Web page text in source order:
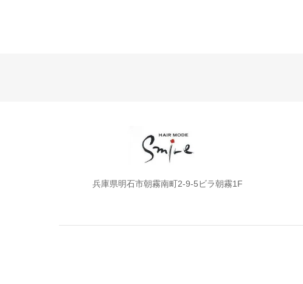
兵庫県明石市朝霧南町2-9-5ビラ朝霧1F